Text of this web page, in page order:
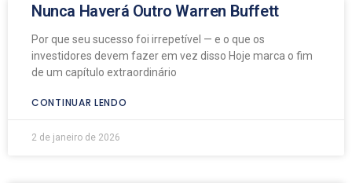
Nunca Haverá Outro Warren Buffett
Por que seu sucesso foi irrepetível — e o que os
investidores devem fazer em vez disso Hoje marca o fim
de um capítulo extraordinário
CONTINUAR LENDO
2 de janeiro de 2026